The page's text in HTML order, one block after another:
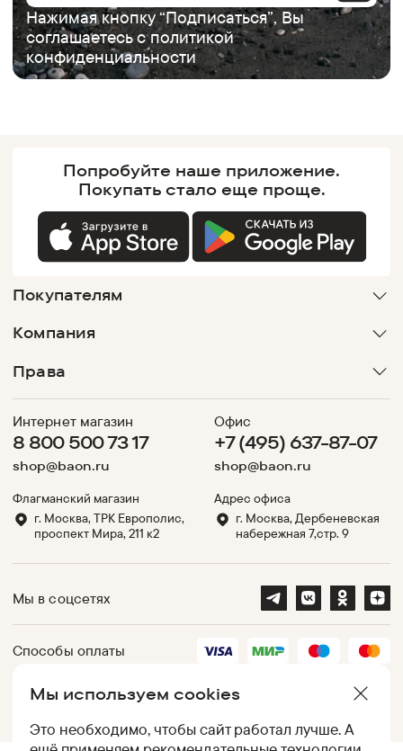
Нажимая кнопку “Подписаться”, Вы
соглашаетесь сполитикой
конфиденциальности
Мы используем cookies
Это необходимо, чтобы сайт работал лучше. А
Попробуйте наше приложение.
Покупатьстало еще проще.
Покупателям
Компания
Права
Интернет магазин
8 800 500 73 17
shop@baon.ru
Флагманский магазин
г. Москва, ТРК Европолис,
проспект Мира, 211 к2
Офис
+7 (495) 637-87-07
shop@baon.ru
Адрес офиса
г. Москва, Дербеневская
набережная 7,стр. 9
Мы в соцсетях
Способы оплаты
Партнеры